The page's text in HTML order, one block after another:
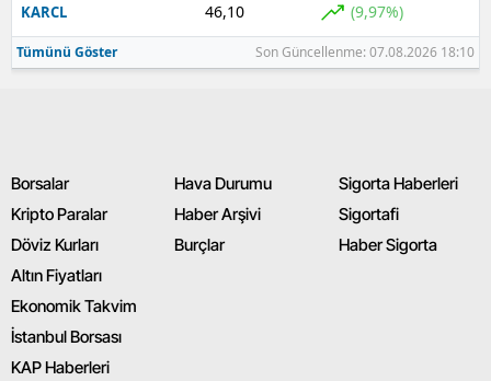
Karaman
Kırıkkale
Bartın
Ardahan
KARCL 46,10 (9,97%)
Tümünü Göster Son Güncellenme: 07.08.2026 18:10
Borsalar
Kripto Paralar
Döviz Kurları
Altın Fiyatları
Ekonomik Takvim
İstanbul Borsası
KAP Haberleri
Hava Durumu
Haber Arşivi
Burçlar
Sigorta Haberleri
Sigortafi
Haber Sigorta